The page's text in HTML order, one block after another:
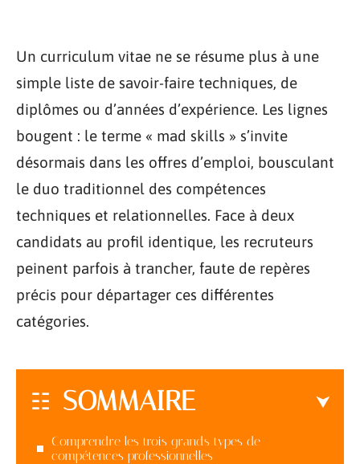
Un curriculum vitae ne se résume plus à une
simple liste de savoir-faire techniques, de
diplômes ou d’années d’expérience. Les lignes
bougent : le terme « mad skills » s’invite
désormais dans les offres d’emploi, bousculant
le duo traditionnel des compétences
techniques et relationnelles. Face à deux
candidats au profil identique, les recruteurs
peinent parfois à trancher, faute de repères
précis pour départager ces différentes
catégories.
SOMMAIRE
Comprendre les trois grands types de
compétences professionnelles